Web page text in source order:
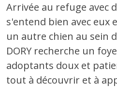
Arrivée au refuge avec
s'entend bien avec eux
un autre chien au sein
DORY recherche un
adoptants doux et
tout à découvrir et à